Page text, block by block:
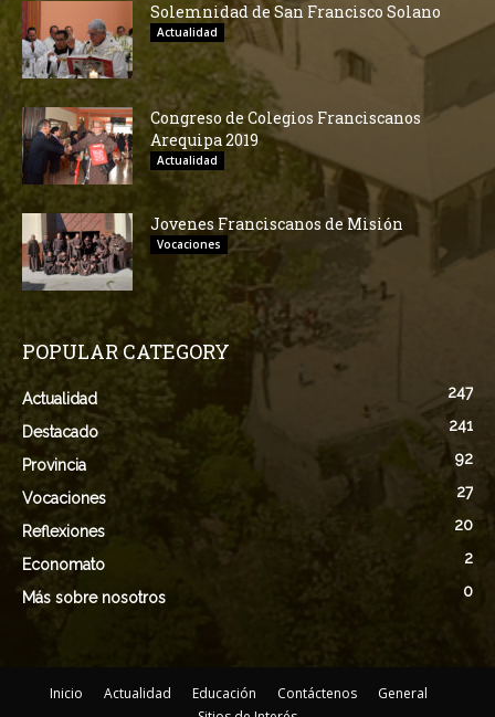
Solemnidad de San Francisco Solano
Actualidad
Congreso de Colegios Franciscanos
Arequipa 2019
Actualidad
Jovenes Franciscanos de Misión
Vocaciones
POPULAR CATEGORY
Actualidad 247
Destacado 241
Provincia 92
Vocaciones 27
Reflexiones 20
Economato 2
Más sobre nosotros 0
Inicio Actualidad Educación Contáctenos
General